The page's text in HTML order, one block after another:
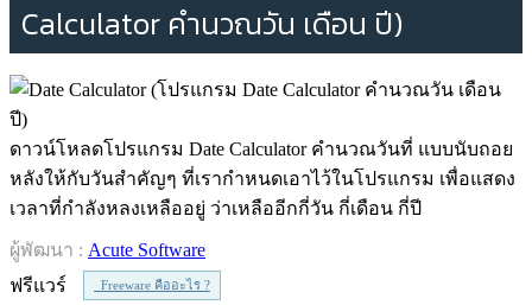
Calculator คำนวณวัน เดือน ปี)
ดาวน์โหลดโปรแกรม Date Calculator คำนวณวันที่ แบบนับถอย
หลังให้กับวันสำคัญๆ ที่เรากำหนดเอาไว้ในโปรแกรม เพื่อแสดง
เวลาที่กำลังหลงเหลืออยู่ ว่าเหลืออีกกี่วัน กี่เดือน กี่ปี
ผู้พัฒนา : Acute Software
ฟรีแวร์
Freeware คืออะไร ?